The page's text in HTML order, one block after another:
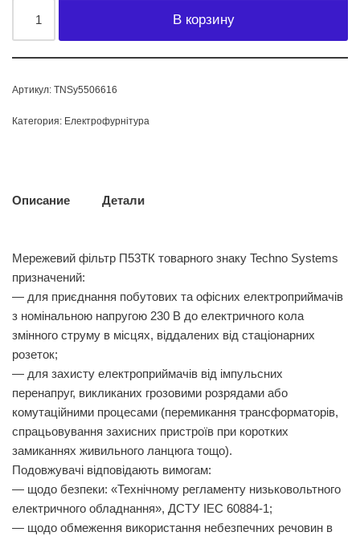
В корзину
Артикул: TNSy5506616
Категория: Електрофурнітура
Описание Детали
Мережевий фільтр П53ТК товарного знаку Techno Systems
призначений:
— для приєднання побутових та офісних електроприймачів
з номінальною напругою 230 В до електричного кола
змінного струму в місцях, віддалених від стаціонарних
розеток;
— для захисту електроприймачів від імпульсних
перенапруг, викликаних грозовими розрядами або
комутаційними процесами (перемикання трансформаторів,
спрацьовування захисних пристроїв при коротких
замиканнях живильного ланцюга тощо).
Подовжувачі відповідають вимогам:
— щодо безпеки: «Технічному регламенту низьковольтного
електричного обладнання», ДСТУ IEC 60884-1;
— щодо обмеження використання небезпечних речовин в